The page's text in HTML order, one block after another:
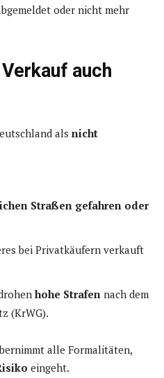
oder nicht mehr
auch
als nicht
Straßen gefahren oder
bei Privatkäufern verkauft
hohe Strafen nach dem
(KrWG).
alle Formalitäten,
eingeht.